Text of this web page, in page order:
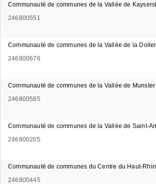
Communauté de communes de la Vallée de
246800551
Communauté de communes de la Vallée de la
246800676
Communauté de communes de la Vallée de Munster
246800585
Communauté de communes de la Vallée de Saint-
246800205
Communauté de communes du Centre du Haut-Rhin
246800445